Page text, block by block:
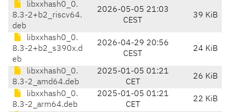
libxxhash0_0.
8.3-2+b2_riscv64.
deb
2026-05-05 21:03
CEST
39 KiB
libxxhash0_0.
8.3-2+b2_s390x.d
eb
2026-04-29 20:56
CEST
24 KiB
libxxhash0_0.
8.3-2_amd64.deb
2025-01-05 01:21
CET
26 KiB
libxxhash0_0.
8.3-2_arm64.deb
2025-01-05 01:21
CET
22 KiB